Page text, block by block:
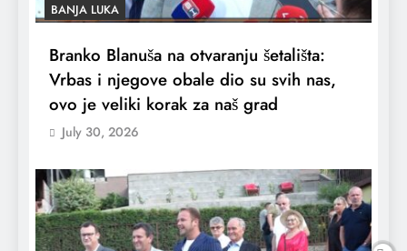
BANJA LUKA
Branko Blanuša na otvaranju šetališta:
Vrbas i njegove obale dio su svih nas,
ovo je veliki korak za naš grad
July 30, 2026